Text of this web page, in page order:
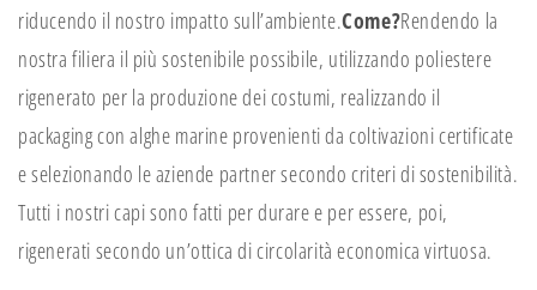
riducendo il nostro impatto sull’ambiente.Come?Rendendo la
nostra filiera il più sostenibile possibile, utilizzando poliestere
rigenerato per la produzione dei costumi, realizzando il
packaging con alghe marine provenienti da coltivazioni certificate
e selezionando le aziende partner secondo criteri di sostenibilità.
Tutti i nostri capi sono fatti per durare e per essere, poi,
rigenerati secondo un’ottica di circolarità economica virtuosa.